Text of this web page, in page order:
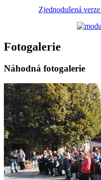
Zjednodušená
Fotogalerie
Náhodná fotogalerie